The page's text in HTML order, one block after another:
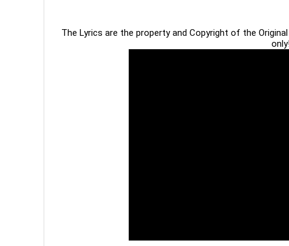
The Lyrics are the property and Copyright of the